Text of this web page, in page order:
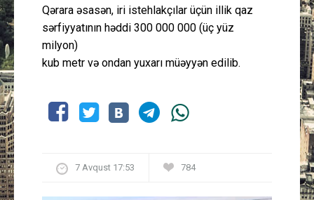
Peşə etikası
Qərara əsasən, iri istehlakçılar üçün illik qaz
sərfiyyatının həddi 300 000 000 (üç yüz
milyon)
kub metr və ondan yuxarı müəyyən edilib.
7 Avqust 17:53 784